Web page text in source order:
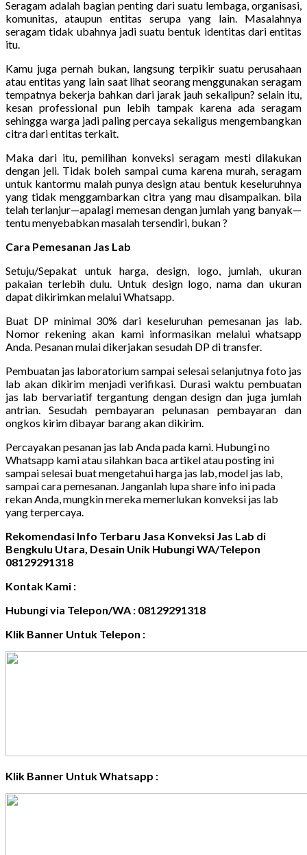
Seragam adalah bagian penting dari suatu lembaga, organisasi,
komunitas, ataupun entitas serupa yang lain. Masalahnya
seragam tidak ubahnya jadi suatu bentuk identitas dari entitas
itu.
Kamu juga pernah bukan, langsung terpikir suatu perusahaan
atau entitas yang lain saat lihat seorang menggunakan seragam
tempatnya bekerja bahkan dari jarak jauh sekalipun? selain itu,
kesan professional pun lebih tampak karena ada seragam
sehingga warga jadi paling percaya sekaligus mengembangkan
citra dari entitas terkait.
Maka dari itu, pemilihan konveksi seragam mesti dilakukan
dengan jeli. Tidak boleh sampai cuma karena murah, seragam
untuk kantormu malah punya design atau bentuk keseluruhnya
yang tidak menggambarkan citra yang mau disampaikan. bila
telah terlanjur—apalagi memesan dengan jumlah yang banyak—
tentu menyebabkan masalah tersendiri, bukan ?
Cara Pemesanan Jas Lab
Setuju/Sepakat untuk harga, design, logo, jumlah, ukuran
pakaian terlebih dulu. Untuk design logo, nama dan ukuran
dapat dikirimkan melalui Whatsapp.
Buat DP minimal 30% dari keseluruhan pemesanan jas lab.
Nomor rekening akan kami informasikan melalui whatsapp
Anda. Pesanan mulai dikerjakan sesudah DP di transfer.
Pembuatan jas laboratorium sampai selesai selanjutnya foto jas
lab akan dikirim menjadi verifikasi. Durasi waktu pembuatan
jas lab bervariatif tergantung dengan design dan juga jumlah
antrian. Sesudah pembayaran pelunasan pembayaran dan
ongkos kirim dibayar barang akan dikirim.
Percayakan pesanan jas lab Anda pada kami. Hubungi no
Whatsapp kami atau silahkan baca artikel atau posting ini
sampai selesai buat mengetahui harga jas lab, model jas lab,
sampai cara pemesanan. Janganlah lupa share info ini pada
rekan Anda, mungkin mereka memerlukan konveksi jas lab
yang terpercaya.
Rekomendasi Info Terbaru Jasa Konveksi Jas Lab di
Bengkulu Utara, Desain Unik Hubungi WA/Telepon
08129291318
Kontak Kami :
Hubungi via Telepon/WA : 08129291318
Klik Banner Untuk Telepon :
Klik Banner Untuk Whatsapp :